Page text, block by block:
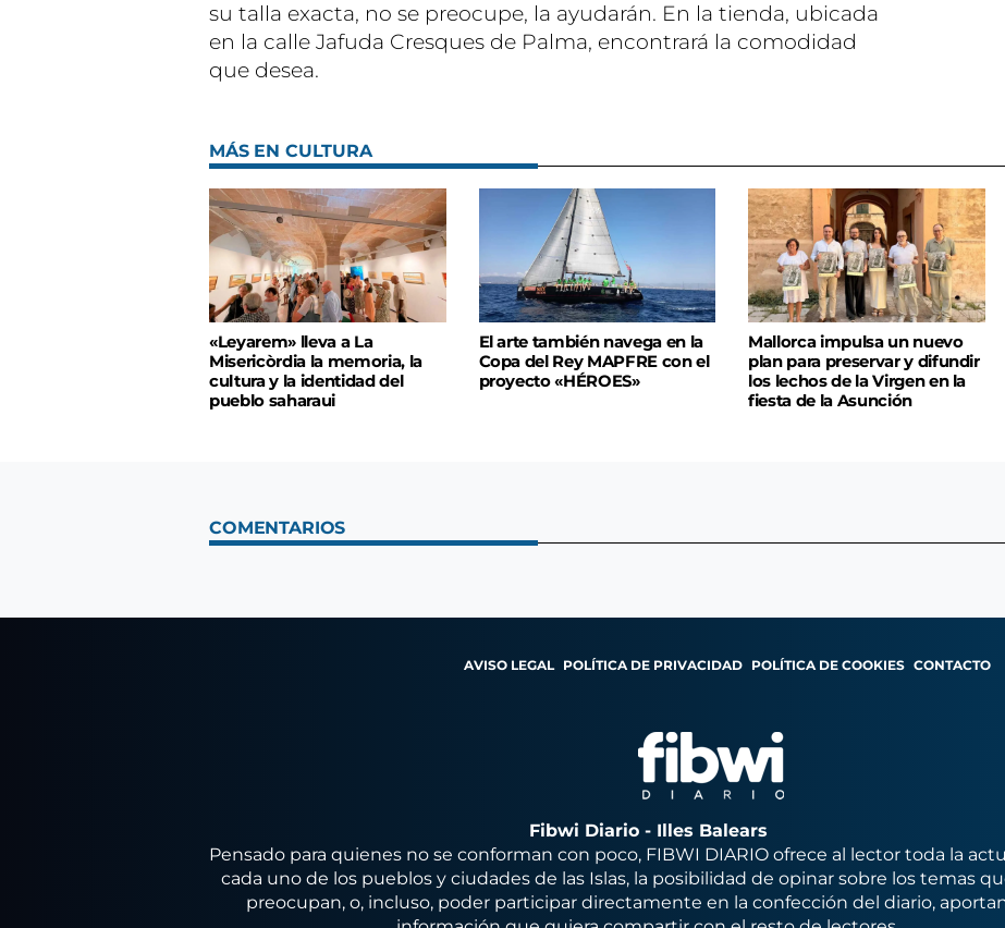
su talla exacta, no se preocupe, la ayudarán. En la tienda, ubicada
en la calle Jafuda Cresques de Palma, encontrará la comodidad
que desea.
MÁS EN CULTURA
«Leyarem» lleva a La
Misericòrdia la memoria, la
cultura y la identidad del
pueblo saharaui
El arte también navega en la
Copa del Rey MAPFRE con el
proyecto «HÉROES»
Mallorca impulsa un nuevo
plan para preservar y difundir
los lechos de la Virgen en la
fiesta de la Asunción
COMENTARIOS
AVISO LEGAL POLÍTICA DE PRIVACIDAD POLÍTICA DE COOKIES CONTACTO
Fibwi Diario - Illes Balears
Pensado para quienes no se conforman con poco, FIBWI DIARIO ofrece al lector toda la
cada uno de los pueblos y ciudades de las Islas, la posibilidad de opinar sobre los temas
preocupan, o, incluso, poder participar directamente en la confección del diario,